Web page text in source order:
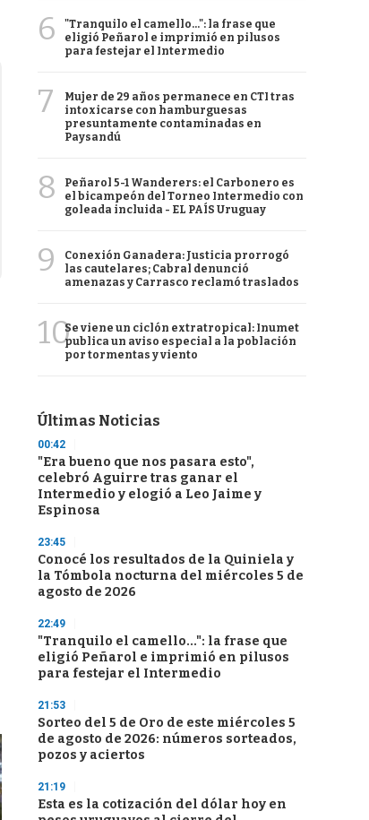
6
"Tranquilo el camello...": la frase que
eligió Peñarol e imprimió en pilusos
para festejar el Intermedio
7
Mujer de 29 años permanece en CTI tras
intoxicarse con hamburguesas
presuntamente contaminadas en
Paysandú
8
Peñarol 5-1 Wanderers: el Carbonero es
el bicampeón del Torneo Intermedio con
goleada incluida - EL PAÍS Uruguay
9
Conexión Ganadera: Justicia prorrogó
las cautelares; Cabral denunció
amenazas y Carrasco reclamó traslados
10Se viene un ciclón extratropical: Inumet
publica un aviso especial a la población
por tormentas y viento
Últimas Noticias
00:42
"Era bueno que nos pasara esto",
celebró Aguirre tras ganar el
Intermedio y elogió a Leo Jaime y
Espinosa
23:45
Conocé los resultados de la Quiniela y
la Tómbola nocturna del miércoles 5 de
agosto de 2026
22:49
"Tranquilo el camello...": la frase que
eligió Peñarol e imprimió en pilusos
para festejar el Intermedio
21:53
Sorteo del 5 de Oro de este miércoles 5
de agosto de 2026: números sorteados,
pozos y aciertos
21:19
Esta es la cotización del dólar hoy en